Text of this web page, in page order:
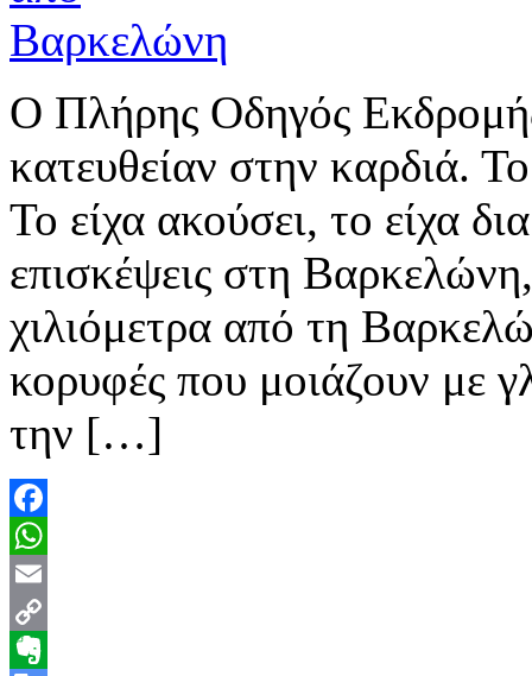
Ο Πλήρης Οδηγός
κατευθείαν στην καρδιά.
Το είχα ακούσει, το είχα
επισκέψεις στη
χιλιόμετρα από τη
κορυφές που μοιάζουν με
την […]
Facebook
WhatsApp
Email
Copy